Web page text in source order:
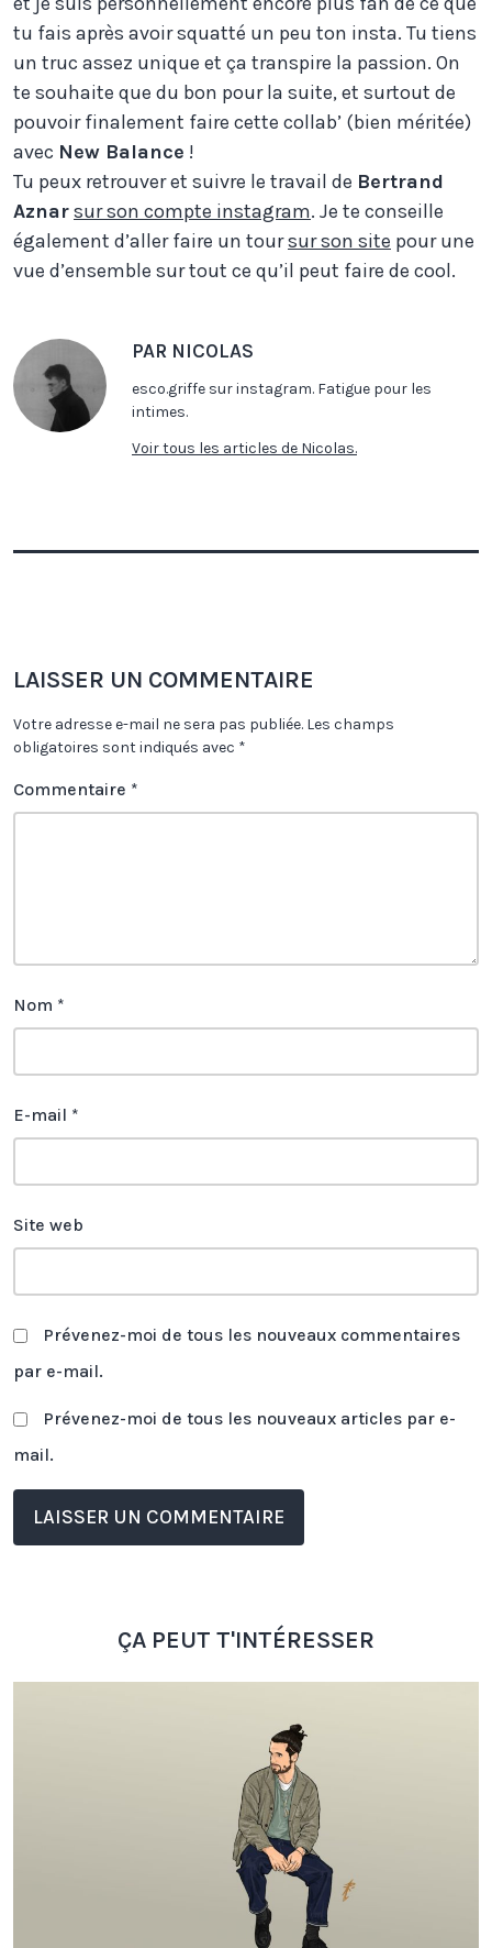
tu fais après avoir squatté un peu ton insta. Tu tiens
un truc assez unique et ça transpire la passion. On
te souhaite que du bon pour la suite, et surtout de
pouvoir finalement faire cette collab’ (bien méritée)
avec New Balance !
Tu peux retrouver et suivre le travail de Bertrand
Aznarsur son compte instagram. Je te conseille
également d’aller faire un toursur son site pour une
vue d’ensemble sur tout ce qu’il peut faire de cool.
PAR NICOLAS
esco.griffe sur instagram. Fatigue pour les
intimes.
Voir tous les articles de Nicolas.
LAISSER UN COMMENTAIRE
Votre adresse e-mail ne sera pas publiée. Les champs
obligatoires sont indiqués avec *
Commentaire *
Nom *
E-mail *
Site web
Prévenez-moi de tous les nouveaux commentaires
par e-mail.
Prévenez-moi de tous les nouveaux articles par e-
mail.
ÇA PEUT T'INTÉRESSER